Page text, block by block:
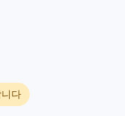
다